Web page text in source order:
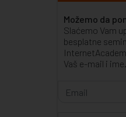
Možemo da
Slaćemo Vam
besplatne
Vaš e-mail i ime.